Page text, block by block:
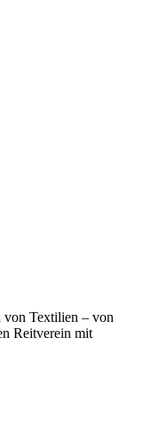
von Textilien – von
Reitverein mit